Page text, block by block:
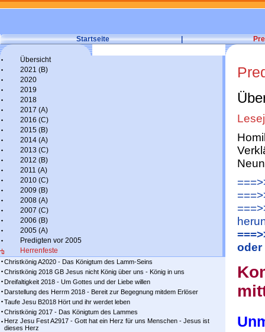
Startseite |
Übersicht
2021 (B)
2020
2019
2018
2017 (A)
2016 (C)
2015 (B)
2014 (A)
2013 (C)
2012 (B)
2011 (A)
2010 (C)
2009 (B)
2008 (A)
2007 (C)
2006 (B)
2005 (A)
Predigten vor 2005
Herrenfeste
Christkönig A2020 - Das Königtum des Lamm-Seins
Christkönig 2018 GB Jesus nicht König über uns - König in uns
Dreifaltigkeit 2018 - Um Gottes und der Liebe willen
Darstellung des Herrm 2018 - Bereit zur Begegnung mitdem Erlöser
Taufe Jesu B2018 Hört und ihr werdet leben
Christkönig 2017 - Das Königtum des Lammes
Herz Jesu Fest A2917 - Gott hat ein Herz für uns Menschen - Jesus ist
dieses Herz
oder